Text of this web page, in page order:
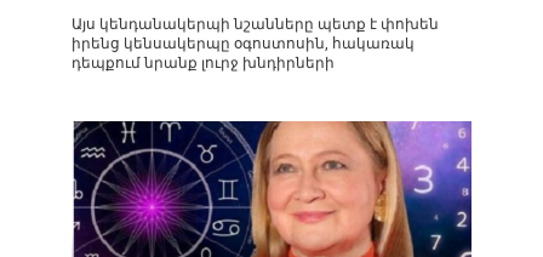
Այս կենդանակերպի նշանները պետք է փոխեն
իրենց կենսակերպը օգոստոսին, հակառակ
դեպքում նրանք լուրջ խնդիրների